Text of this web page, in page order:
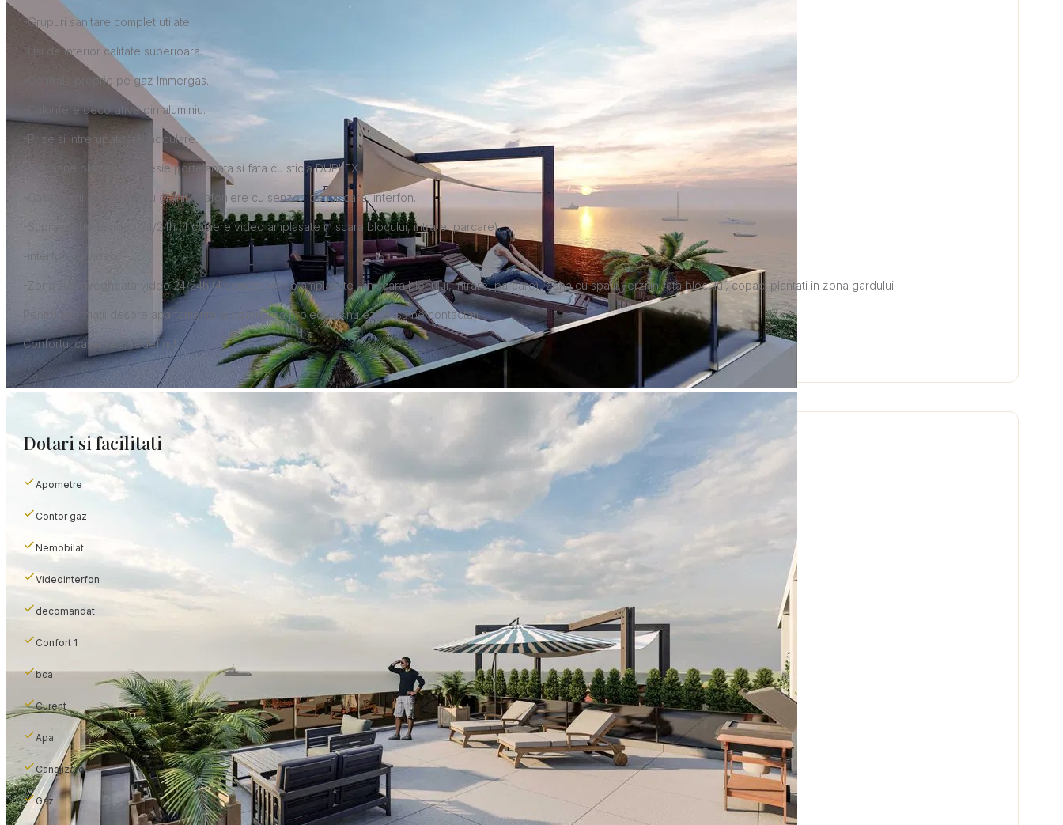
-Grupuri sanitare complet utilate.
-Usi de interior calitate superioara.
-Centrala proprie pe gaz Immergas.
-Calorifere decorative din aluminiu.
-Prize si intrerupatoare modulare.
-Balcoane placate cu gresie portelanata si fata cu sticla DUPLEX.
-Casa scarii amenajata cu granit, plafoniere cu senzori de miscare, interfon.
-Supraveghere video 24/24h (4 camere video amplasate in scara blocului, intrare, parcare).
-interfon cu video.
-Zona supravegheata video 24/24h (4 camere video amplasate - in scara blocului, intrare, parcare), zona cu spatii verzi in fata blocului, copaci plantati in zona gardului.
Pentru informații despre apartamente și vizionarea proiectului nu ezitați să ne contactați.
Confortul casei tale, redefinit!
Dotari si facilitati
Apometre
Contor gaz
Nemobilat
Videointerfon
decomandat
Confort 1
bca
Curent
Apa
Canalizare
Gaz